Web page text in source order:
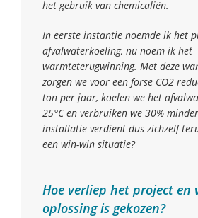
het gebruik van chemicaliën.
In eerste instantie noemde ik het
afvalwaterkoeling, nu noem ik het
warmteterugwinning. Met deze
zorgen we voor een forse CO2
ton per jaar, koelen we het
25°C en verbruiken we 30%
installatie verdient dus zichzelf
een win-win situatie?
Hoe verliep het project en
oplossing is gekozen?